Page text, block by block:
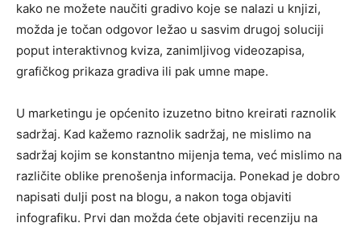
kako ne možete naučiti gradivo koje se nalazi u knjizi,
možda je točan odgovor ležao u sasvim drugoj soluciji
poput interaktivnog kviza, zanimljivog videozapisa,
grafičkog prikaza gradiva ili pak umne mape.
U marketingu je općenito izuzetno bitno kreirati raznolik
sadržaj. Kad kažemo raznolik sadržaj, ne mislimo na
sadržaj kojim se konstantno mijenja tema, već mislimo na
različite oblike prenošenja informacija. Ponekad je dobro
napisati dulji post na blogu, a nakon toga objaviti
infografiku. Prvi dan možda ćete objaviti recenziju na